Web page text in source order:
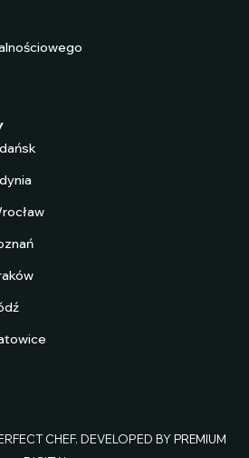
CHEF. DEVELOPED BYPREMIUM